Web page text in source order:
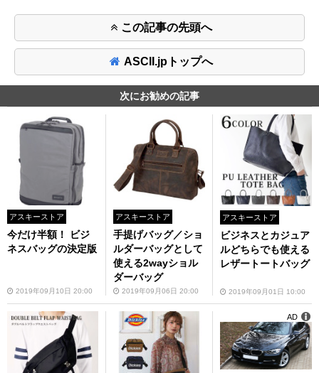
この記事の先頭へ
ASCII.jpトップへ
次にお勧めの記事
アスキーストア
今だけ半額！ ビジ
ネスバッグの決定版
2019年09月10日 20:00
アスキーストア
手提げバッグ／ショ
ルダーバッグとして
使える2wayショル
ダーバッグ
2019年09月06日 20:00
アスキーストア
ビジネスとカジュア
ルどちらでも使える
レザートートバッグ
2019年09月01日 10:00
AD